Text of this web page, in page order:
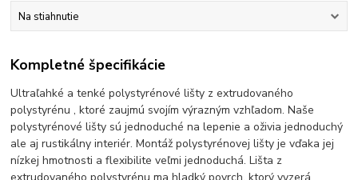
Na stiahnutie
Kompletné špecifikácie
Ultraľahké a tenké polystyrénové lišty z extrudovaného
polystyrénu , ktoré zaujmú svojím výrazným vzhľadom. Naše
polystyrénové lišty sú jednoduché na lepenie a oživia jednoduchý
ale aj rustikálny interiér. Montáž polystyrénovej lišty je vďaka jej
nízkej hmotnosti a flexibilite veľmi jednoduchá. Lišta z